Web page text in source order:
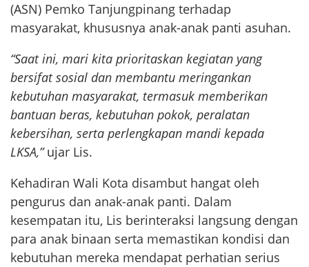
(ASN) Pemko Tanjungpinang terhadap
masyarakat, khususnya anak-anak panti asuhan.
“Saat ini, mari kita prioritaskan kegiatan yang
bersifat sosial dan membantu meringankan
kebutuhan masyarakat, termasuk memberikan
bantuan beras, kebutuhan pokok, peralatan
kebersihan, serta perlengkapan mandi kepada
LKSA,”ujar Lis.
Kehadiran Wali Kota disambut hangat oleh
pengurus dan anak-anak panti. Dalam
kesempatan itu, Lis berinteraksi langsung dengan
para anak binaan serta memastikan kondisi dan
kebutuhan mereka mendapat perhatian serius